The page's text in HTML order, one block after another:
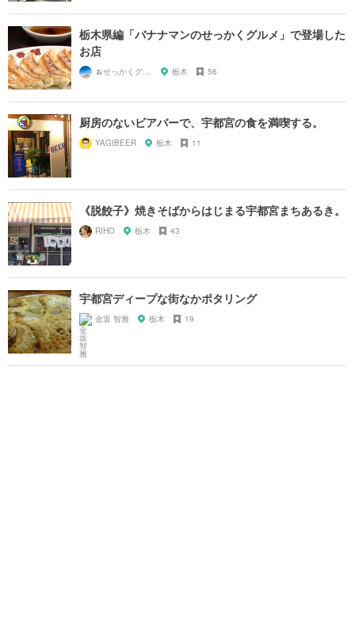
栃木県編「バナナマンのせっかくグルメ」で登場した
お店
栃木 56
厨房のないビアバーで、宇都宮の食を満喫する。
YAGIBEER 栃木 11
《脱餃子》焼きそばからはじまる宇都宮まちあるき。
RIHO 栃木 43
宇都宮ディープな街なかポタリング
金坂 智雅 栃木 19